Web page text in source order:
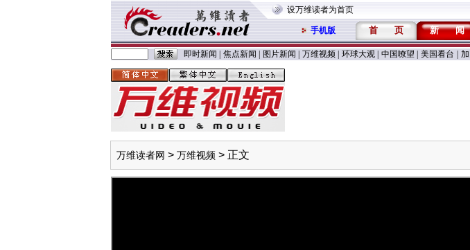
设万维读者为首页
手机版 首 页 新 闻
即时新闻 焦点新闻 图片新闻 万维视频 环球大观 中国嘹望 美国看台
万维读者网 > 万维视频 > 正文